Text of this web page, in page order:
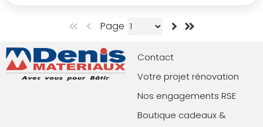
Page
Contact
Votre projet rénovation
Nos engagements RSE
Boutique cadeaux &